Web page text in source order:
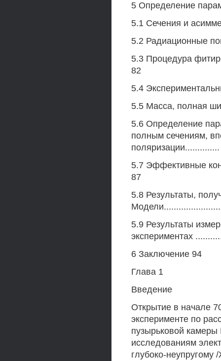
5 Определение
5.1 Сечения и
5.2 Радиационные
5.3 Процедура
82
5.4
5.5 Масса, полная
5.6 Определение
полным сечениям,
5.7 Эффективные
87
5.8 Результаты,
5.9 Результаты
экспериментах
6 Заключение 94
Глава 1
Введение
Открытие в начале
эксперименте по
пузырьковой
исследованиям
глубоко-